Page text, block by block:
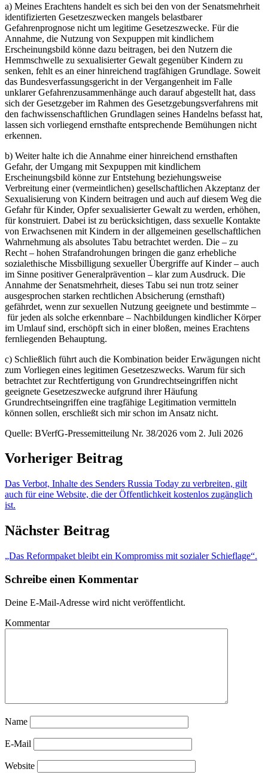
a) Meines Erachtens handelt es sich bei den von der Senatsmehrheit
identifizierten Gesetzeszwecken mangels belastbarer
Gefahrenprognose nicht um legitime Gesetzeszwecke. Für die
Annahme, die Nutzung von Sexpuppen mit kindlichem
Erscheinungsbild könne dazu beitragen, bei den Nutzern die
Hemmschwelle zu sexualisierter Gewalt gegenüber Kindern zu
senken, fehlt es an einer hinreichend tragfähigen Grundlage. Soweit
das Bundesverfassungsgericht in der Vergangenheit im Falle
unklarer Gefahrenzusammenhänge auch darauf abgestellt hat, dass
sich der Gesetzgeber im Rahmen des Gesetzgebungsverfahrens mit
den fachwissenschaftlichen Grundlagen seines Handelns befasst hat,
lassen sich vorliegend ernsthafte entsprechende Bemühungen nicht
erkennen.
b) Weiter halte ich die Annahme einer hinreichend ernsthaften
Gefahr, der Umgang mit Sexpuppen mit kindlichem
Erscheinungsbild könne zur Entstehung beziehungsweise
Verbreitung einer (vermeintlichen) gesellschaftlichen Akzeptanz der
Sexualisierung von Kindern beitragen und auch auf diesem Weg die
Gefahr für Kinder, Opfer sexualisierter Gewalt zu werden, erhöhen,
für konstruiert. Dabei ist zu berücksichtigen, dass sexuelle Kontakte
von Erwachsenen mit Kindern in der allgemeinen gesellschaftlichen
Wahrnehmung als absolutes Tabu betrachtet werden. Die – zu
Recht – hohen Strafandrohungen bringen die ganz erhebliche
sozialethische Missbilligung sexueller Übergriffe auf Kinder – auch
im Sinne positiver Generalprävention – klar zum Ausdruck. Die
Annahme der Senatsmehrheit, dieses Tabu sei nun trotz seiner
ausgesprochen starken rechtlichen Absicherung (ernsthaft)
gefährdet, wenn zur sexuellen Nutzung geeignete und bestimmte –
für jeden als solche erkennbare – Nachbildungen kindlicher Körper
im Umlauf sind, erschöpft sich in einer bloßen, meines Erachtens
fernliegenden Behauptung.
c) Schließlich führt auch die Kombination beider Erwägungen nicht
zum Vorliegen eines legitimen Gesetzeszwecks. Warum für sich
betrachtet zur Rechtfertigung von Grundrechtseingriffen nicht
geeignete Gesetzeszwecke aufgrund ihrer Häufung
Grundrechtseingriffen eine tragfähige Legitimation vermitteln
können sollen, erschließt sich mir schon im Ansatz nicht.
Quelle: BVerfG-Pressemitteilung Nr. 38/2026 vom 2. Juli 2026
Vorheriger Beitrag
Das Verbot, Inhalte des Senders Russia Today zu verbreiten, gilt
auch für eine Website, die der Öffentlichkeit kostenlos zugänglich
ist.
Nächster Beitrag
„Das Reformpaket bleibt ein Kompromiss mit sozialer Schieflage“.
Schreibe einen Kommentar
Deine E-Mail-Adresse wird nicht veröffentlicht.
Kommentar
Name
E-Mail
Website